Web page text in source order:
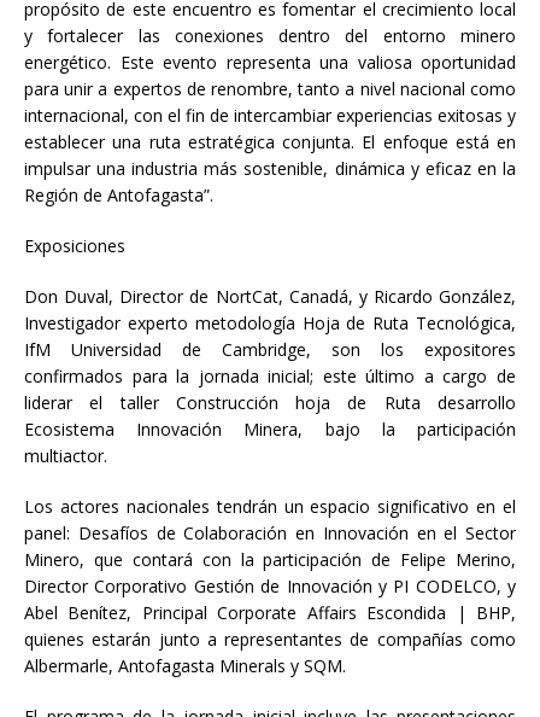
propósito de este encuentro es fomentar el crecimiento local
y fortalecer las conexiones dentro del entorno minero
energético. Este evento representa una valiosa oportunidad
para unir a expertos de renombre, tanto a nivel nacional como
internacional, con el fin de intercambiar experiencias exitosas y
establecer una ruta estratégica conjunta. El enfoque está en
impulsar una industria más sostenible, dinámica y eficaz en la
Región de Antofagasta”.
Exposiciones
Don Duval, Director de NortCat, Canadá, y Ricardo González,
Investigador experto metodología Hoja de Ruta Tecnológica,
IfM Universidad de Cambridge, son los expositores
confirmados para la jornada inicial; este último a cargo de
liderar el taller Construcción hoja de Ruta desarrollo
Ecosistema Innovación Minera, bajo la participación
multiactor.
Los actores nacionales tendrán un espacio significativo en el
panel: Desafíos de Colaboración en Innovación en el Sector
Minero, que contará con la participación de Felipe Merino,
Director Corporativo Gestión de Innovación y PI CODELCO, y
Abel Benítez, Principal Corporate Affairs Escondida | BHP,
quienes estarán junto a representantes de compañías como
Albermarle, Antofagasta Minerals y SQM.